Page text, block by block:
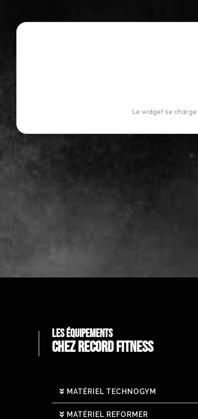
Le widget se
LES ÉQUIPEMENTS
CHEZ RECORD FITNESS
MATÉRIEL TECHNOGYM
MATÉRIEL REFORMER